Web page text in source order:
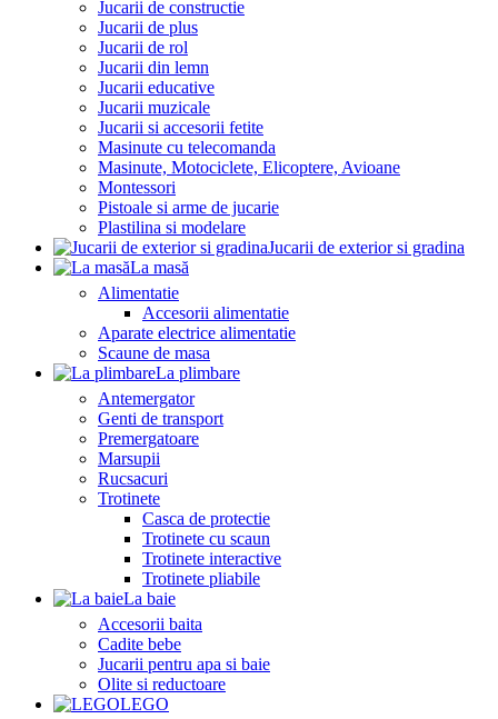
Jucarii de constructie
Jucarii de plus
Jucarii de rol
Jucarii din lemn
Jucarii educative
Jucarii muzicale
Jucarii si accesorii fetite
Masinute cu telecomanda
Masinute, Motociclete, Elicoptere, Avioane
Montessori
Pistoale si arme de jucarie
Plastilina si modelare
Jucarii de exterior si gradina
La masă
Alimentatie
Accesorii alimentatie
Aparate electrice alimentatie
Scaune de masa
La plimbare
Antemergator
Genti de transport
Premergatoare
Marsupii
Rucsacuri
Trotinete
Casca de protectie
Trotinete cu scaun
Trotinete interactive
Trotinete pliabile
La baie
Accesorii baita
Cadite bebe
Jucarii pentru apa si baie
Olite si reductoare
LEGO